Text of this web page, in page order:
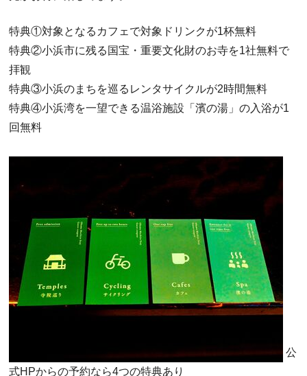
特典①対象となるカフェで対象ドリンクが1杯無料
特典②小浜市に残る国宝・重要文化財のお寺を1社無料で
拝観
特典③小浜のまちを巡るレンタサイクルが2時間無料
特典④小浜湾を一望できる温浴施設「濱の湯」の入浴が1
回無料
公
式HPからの予約なら4つの特典あり